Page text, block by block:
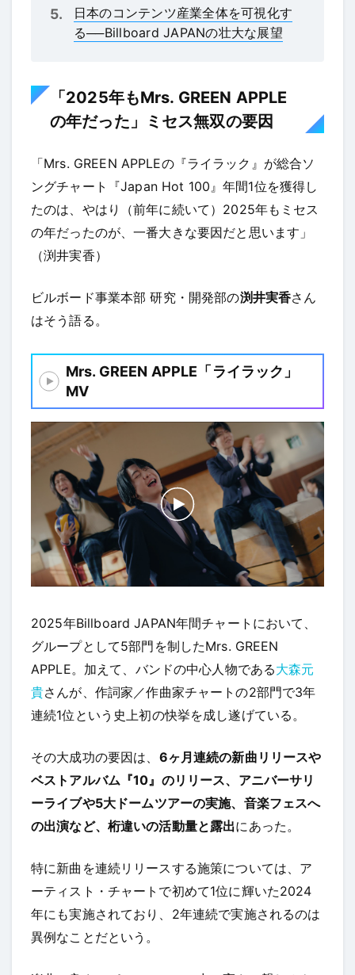
日本のコンテンツ産業全体を可視化す
る──Billboard JAPANの壮大な展望
「2025年もMrs. GREEN APPLE
の年だった」ミセス無双の要因
「Mrs. GREEN APPLEの『ライラック』が総合ソ
ングチャート『Japan Hot 100』年間1位を獲得し
たのは、やはり（前年に続いて）2025年もミセス
の年だったのが、一番大きな要因だと思います」
（渕井実香）
ビルボード事業本部 研究・開発部の渕井実香さん
はそう語る。
Mrs. GREEN APPLE「ライラック」
MV
2025年Billboard JAPAN年間チャートにおいて、
グループとして5部門を制したMrs. GREEN
APPLE。加えて、バンドの中心人物である大森元
貴さんが、作詞家／作曲家チャートの2部門で3年
連続1位という史上初の快挙を成し遂げている。
その大成功の要因は、 6ヶ月連続の新曲リリースや
ベストアルバム『10』のリリース、アニバーサリ
ーライブや5大ドームツアーの実施、音楽フェスへ
の出演など、桁違いの活動量と露出にあった。
特に新曲を連続リリースする施策については、ア
ーティスト・チャートで初めて1位に輝いた2024
年にも実施されており、2年連続で実施されるのは
異例なことだという。